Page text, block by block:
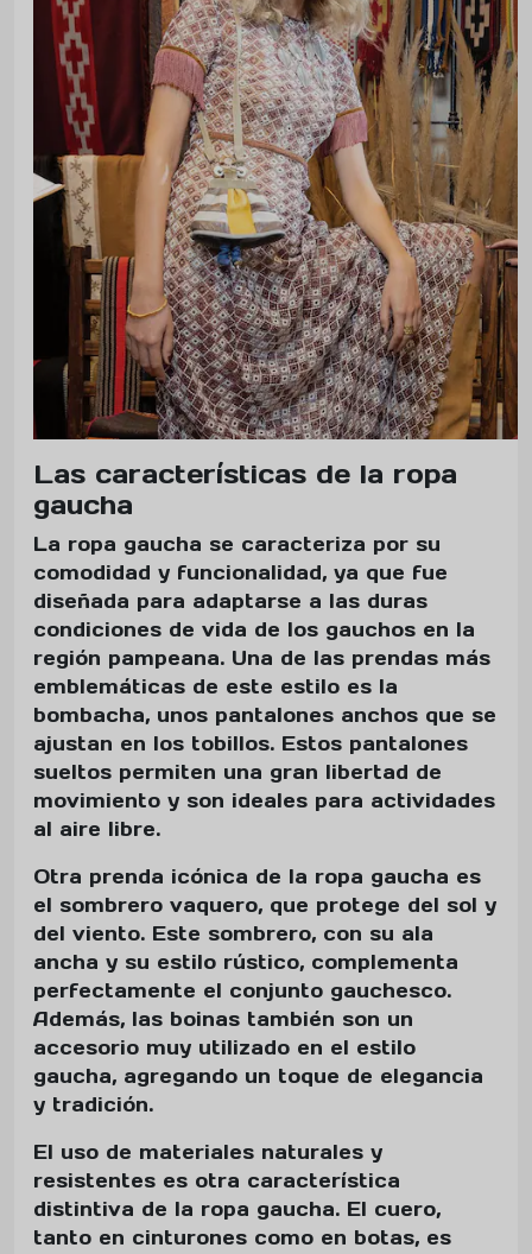
Las características de la ropa
gaucha
La ropa gaucha se caracteriza por su
comodidad y funcionalidad, ya que fue
diseñada para adaptarse a las duras
condiciones de vida de los gauchos en la
región pampeana. Una de las prendas más
emblemáticas de este estilo es la
bombacha, unos pantalones anchos que se
ajustan en los tobillos. Estos pantalones
sueltos permiten una gran libertad de
movimiento y son ideales para actividades
al aire libre.
Otra prenda icónica de la ropa gaucha es
el sombrero vaquero, que protege del sol y
del viento. Este sombrero, con su ala
ancha y su estilo rústico, complementa
perfectamente el conjunto gauchesco.
Además, las boinas también son un
accesorio muy utilizado en el estilo
gaucha, agregando un toque de elegancia
y tradición.
El uso de materiales naturales y
resistentes es otra característica
distintiva de la ropa gaucha. El cuero,
tanto en cinturones como en botas, es